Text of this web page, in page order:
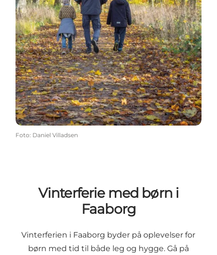
Foto: Daniel Villadsen
Vinterferie med børn i
Faaborg
Vinterferien i Faaborg byder på oplevelser for
børn med tid til både leg og hygge. Gå på